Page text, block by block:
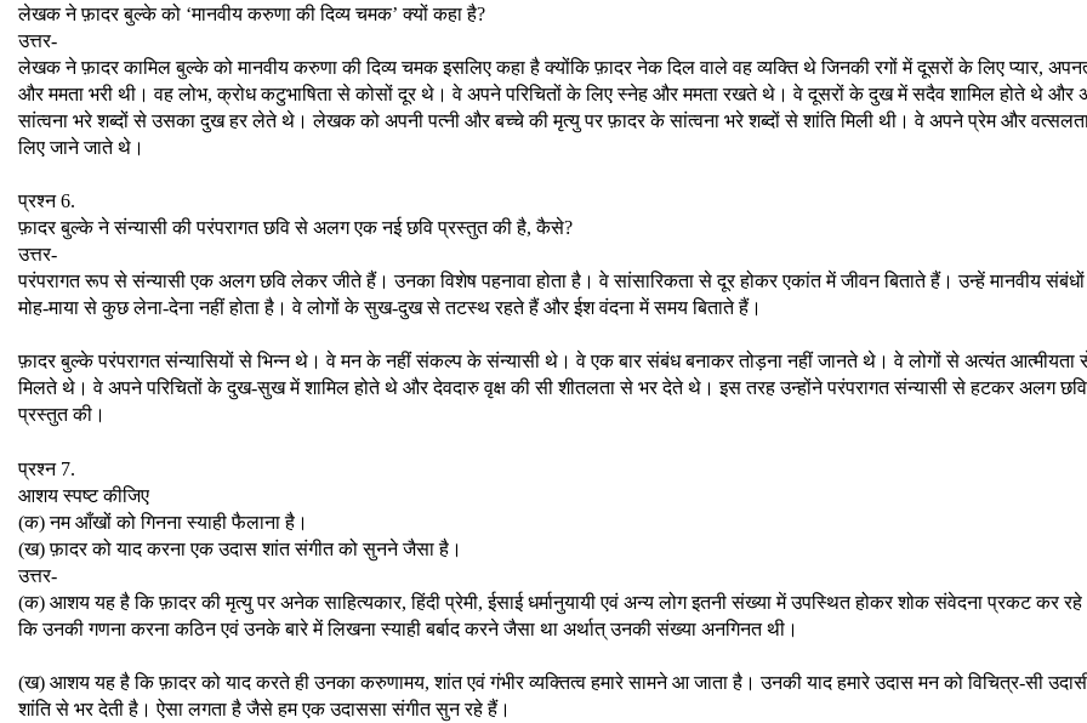
लेखक ने फ़ादर बुल्के को ‘मानवीय करुणा की दिव्य चमक’ क्यों कहा है?
उत्तर-
लेखक ने फ़ादर कामिल बुल्के को मानवीय करुणा की दिव्य चमक इसलिए कहा है क्योंकि फ़ादर नेक दिल वाले वह व्यक्ति थे जिनकी रगों में दूसरों के लिए प्यार,
और ममता भरी थी। वह लोभ, क्रोध कटुभाषिता से कोसों दूर थे। वे अपने परिचितों के लिए स्नेह और ममता रखते थे। वे दूसरों के दुख में सदैव शामिल होते थे और
सांत्वना भरे शब्दों से उसका दुख हर लेते थे। लेखक को अपनी पत्नी और बच्चे की मृत्यु पर फ़ादर के सांत्वना भरे शब्दों से शांति मिली थी। वे अपने प्रेम और
लिए जाने जाते थे।
प्रश्न 6.
फ़ादर बुल्के ने संन्यासी की परंपरागत छवि से अलग एक नई छवि प्रस्तुत की है, कैसे?
उत्तर-
परंपरागत रूप से संन्यासी एक अलग छवि लेकर जीते हैं। उनका विशेष पहनावा होता है। वे सांसारिकता से दूर होकर एकांत में जीवन बिताते हैं। उन्हें मानवीय
मोह-माया से कुछ लेना-देना नहीं होता है। वे लोगों के सुख-दुख से तटस्थ रहते हैं और ईश वंदना में समय बिताते हैं।
फ़ादर बुल्के परंपरागत संन्यासियों से भिन्न थे। वे मन के नहीं संकल्प के संन्यासी थे। वे एक बार संबंध बनाकर तोड़ना नहीं जानते थे। वे लोगों से अत्यंत आत्मीयता
मिलते थे। वे अपने परिचितों के दुख-सुख में शामिल होते थे और देवदारु वृक्ष की सी शीतलता से भर देते थे। इस तरह उन्होंने परंपरागत संन्यासी से हटकर अलग छवि
प्रस्तुत की।
प्रश्न 7.
आशय स्पष्ट कीजिए
(क) नम आँखों को गिनना स्याही फैलाना है।
(ख) फ़ादर को याद करना एक उदास शांत संगीत को सुनने जैसा है।
उत्तर-
(क) आशय यह है कि फ़ादर की मृत्यु पर अनेक साहित्यकार, हिंदी प्रेमी, ईसाई धर्मानुयायी एवं अन्य लोग इतनी संख्या में उपस्थित होकर शोक संवेदना प्रकट कर
कि उनकी गणना करना कठिन एवं उनके बारे में लिखना स्याही बर्बाद करने जैसा था अर्थात् उनकी संख्या अनगिनत थी।
(ख) आशय यह है कि फ़ादर को याद करते ही उनका करुणामय, शांत एवं गंभीर व्यक्तित्व हमारे सामने आ जाता है। उनकी याद हमारे उदास मन को विचित्र-सी
शांति से भर देती है। ऐसा लगता है जैसे हम एक उदाससा संगीत सुन रहे हैं।